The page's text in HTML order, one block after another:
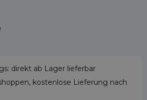
direkt ab Lager lieferbar
kostenlose Lieferung nach